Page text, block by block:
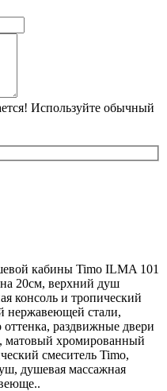
Используйте обычный
кабины Timo ILMA 101
20см, верхний душ
консоль и тропический
нержавеющей стали,
оттенка, раздвижные двери
хромированный
смеситель Timo,
душевая массажная